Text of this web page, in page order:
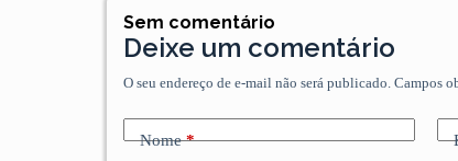
Sem comentário
Deixe um comentário
O seu endereço de e-mail não será publicado. Campos
Nome*